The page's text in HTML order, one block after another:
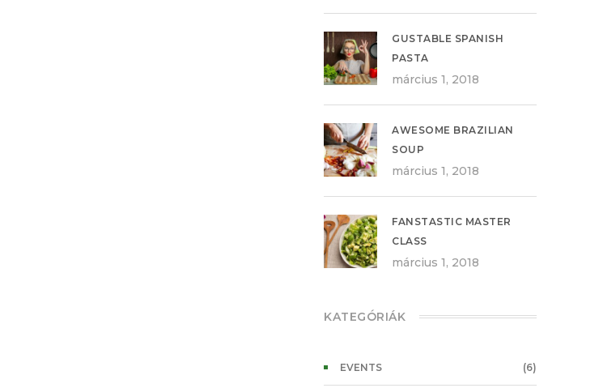
GUSTABLE SPANISH
PASTA
március 1, 2018
AWESOME BRAZILIAN
SOUP
március 1, 2018
FANSTASTIC MASTER
CLASS
március 1, 2018
KATEGÓRIÁK
EVENTS (6)